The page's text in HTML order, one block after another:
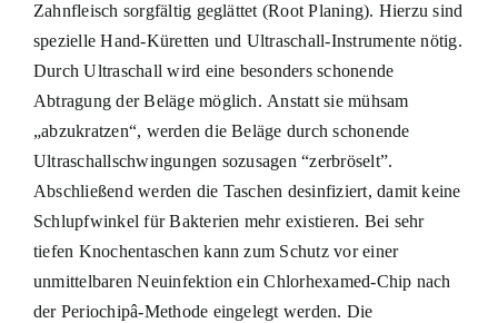
Zahnfleisch sorgfältig geglättet (Root Planing). Hierzu sind
spezielle Hand-Küretten und Ultraschall-Instrumente nötig.
Durch Ultraschall wird eine besonders schonende
Abtragung der Beläge möglich. Anstatt sie mühsam
„abzukratzen“, werden die Beläge durch schonende
Ultraschallschwingungen sozusagen “zerbröselt”.
Abschließend werden die Taschen desinfiziert, damit keine
Schlupfwinkel für Bakterien mehr existieren. Bei sehr
tiefen Knochentaschen kann zum Schutz vor einer
unmittelbaren Neuinfektion ein Chlorhexamed-Chip nach
der Periochipâ-Methode eingelegt werden. Die